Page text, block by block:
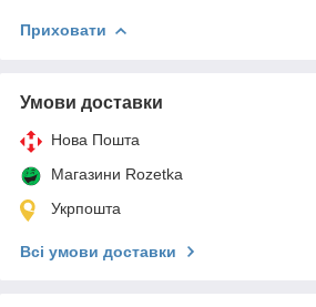
Приховати
Умови доставки
Нова Пошта
Магазини Rozetka
Укрпошта
Всі умови доставки